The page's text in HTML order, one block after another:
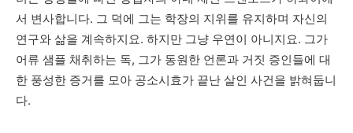
서 변사합니다. 그 덕에 그는 학장의 지위를 유지하며 자신의
연구와 삶을 계속하지요. 하지만 그냥 우연이 아니지요. 그가
어류 샘플 채취하는 독, 그가 동원한 언론과 거짓 증인들에 대
한 풍성한 증거를 모아 공소시효가 끝난 살인 사건을 밝혀둡니
다.